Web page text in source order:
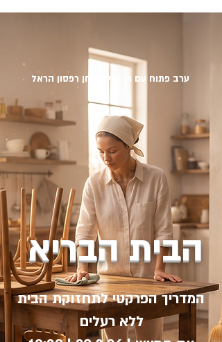
ערב פתוח עם רן כליף & חן רפסון הראל
הבית הבריא
המדריך הפרקטי לתחזוקת הבית
ללא רעלים